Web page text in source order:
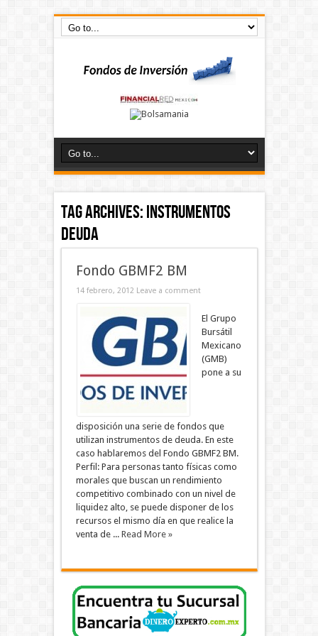
Tag Archives:instrumentos
deuda
Fondo GBMF2 BM
14 febrero, 2012 Leave a comment
El Grupo
Bursátil
Mexicano
(GMB)
pone a su
disposición una serie de fondos que
utilizan instrumentos de deuda. En este
caso hablaremos del Fondo GBMF2 BM.
Perfil: Para personas tanto físicas como
morales que buscan un rendimiento
competitivo combinado con un nivel de
liquidez alto, se puede disponer de los
recursos el mismo día en que realice la
venta de ... Read More »